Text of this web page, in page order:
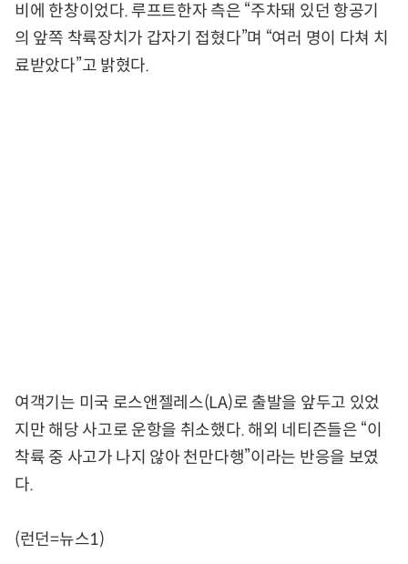
비에 한창이었다. 루프트한자 측은 “주차돼 있던 항공기
의 앞쪽 착륙장치가 갑자기 접혔다”며 “여러 명이 다쳐 치
료받았다”고 밝혔다.
여객기는 미국 로스앤젤레스(LA)로 출발을 앞두고 있었
지만 해당 사고로 운항을 취소했다. 해외 네티즌들은 “이
착륙 중 사고가 나지 않아 천만다행”이라는 반응을 보였
다.
(런던=뉴스1)